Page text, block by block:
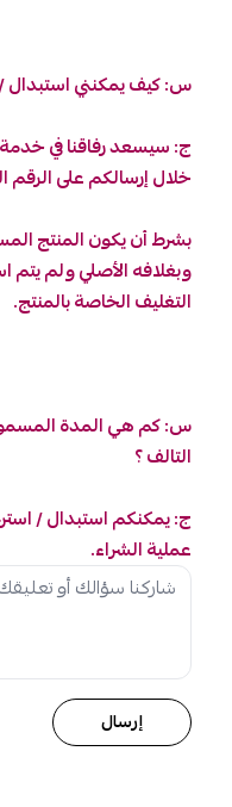
س: كيف يمكنني استبدال /
ج: سيسعد رفاقنا في
خلال إرسالكم على الرقم
بشرط أن يكون المنتج
وبغلافه الأصلي ولم يتم
التغليف الخاصة بالمنتج.
س: كم هي المدة
التالف ؟
عملية الشراء.
إرسال